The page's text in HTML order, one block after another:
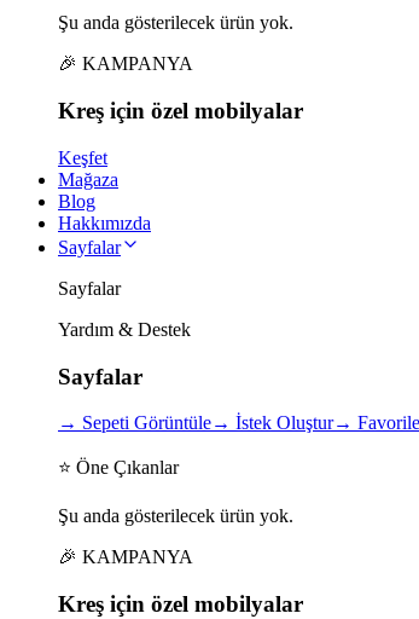
Şu anda gösterilecek ürün yok.
🎉 KAMPANYA
Kreş için özel mobilyalar
Keşfet
Mağaza
Blog
Hakkımızda
Sayfalar
Sayfalar
Yardım & Destek
Sayfalar
→ Sepeti Görüntüle→ İstek Oluştur→
⭐ Öne Çıkanlar
Şu anda gösterilecek ürün yok.
🎉 KAMPANYA
Kreş için özel mobilyalar